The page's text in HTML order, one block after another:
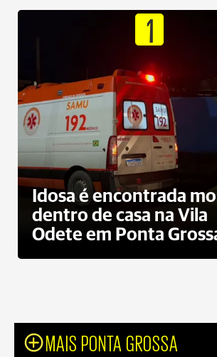
1
Idosa é encontrada
dentro de casa na Vila
Odete em Ponta
MAIS PONTA GROSSA